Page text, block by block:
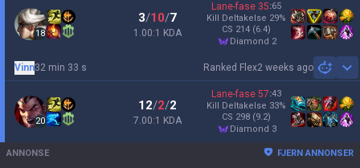
18
3/10/7
1.00:1 KDA
Lane-fase 35:65
Kill Deltakelse 29%
CS 214 (6.4)
diamond 2
Ranked Flex2 weeks ago
Vinn32 min 33 s
20
12/2/2
7.00:1 KDA
Lane-fase 57:43
Kill Deltakelse 33%
CS 298 (9.2)
diamond 3
ANNONSE FJERN ANNONSER